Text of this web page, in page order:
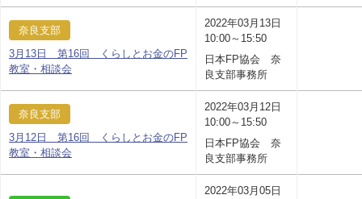
奈良支部
3月13日 第16回 くらしとお金のFP
教室・相談会
2022年03月13日
10:00～15:50
日本FP協会 奈
良支部事務所
奈良支部
3月12日 第16回 くらしとお金のFP
教室・相談会
2022年03月12日
10:00～15:50
日本FP協会 奈
良支部事務所
2022年03月05日